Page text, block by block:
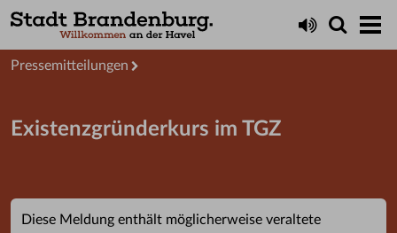
Presseservice
Pressemitteilungen
Existenzgründerkurs im TGZ
Diese Meldung enthält möglicherweise veraltete